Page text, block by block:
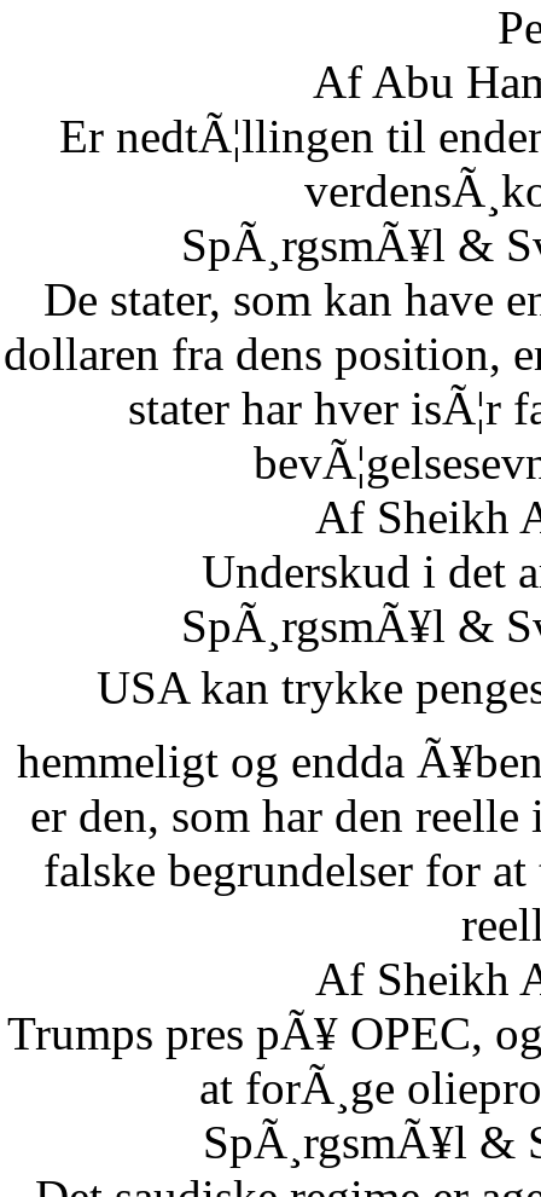
Af Abu
Er nedtÃ¦llingen til
SpÃ¸rgsmÃ¥l &
De stater, som kan have
dollaren fra dens position,
stater har hver isÃ¦r
Af Sheikh
Underskud i det
SpÃ¸rgsmÃ¥l &
USA kan trykke
hemmeligt og endda
er den, som har den
falske begrundelser for
Af Sheikh
Trumps pres pÃ¥ OPEC,
at forÃ¸ge
SpÃ¸rgsmÃ¥l &